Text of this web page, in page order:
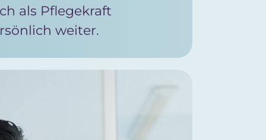
als Pflegekraft
weiter.